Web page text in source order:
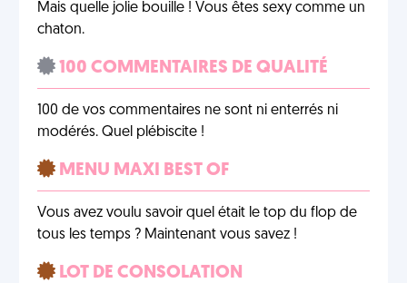
Mais quelle jolie bouille ! Vous êtes sexy comme un
chaton.
100 COMMENTAIRES DE QUALITÉ
100 de vos commentaires ne sont ni enterrés ni
modérés. Quel plébiscite !
MENU MAXI BEST OF
Vous avez voulu savoir quel était le top du flop de
tous les temps ? Maintenant vous savez !
LOT DE CONSOLATION